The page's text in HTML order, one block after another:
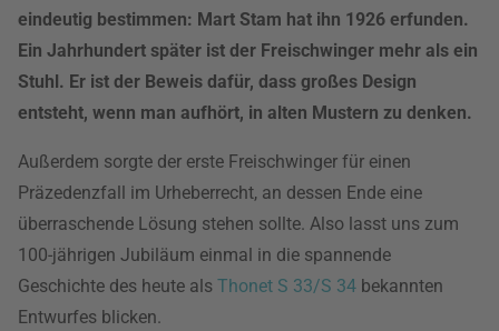
eindeutig bestimmen: Mart Stam hat ihn 1926 erfunden.
Ein Jahrhundert später ist der Freischwinger mehr als ein
Stuhl. Er ist der Beweis dafür, dass großes Design
entsteht, wenn man aufhört, in alten Mustern zu denken.
Außerdem sorgte der erste Freischwinger für einen
Präzedenzfall im Urheberrecht, an dessen Ende eine
überraschende Lösung stehen sollte. Also lasst uns zum
100-jährigen Jubiläum einmal in die spannende
Geschichte des heute als Thonet S 33/S 34 bekannten
Entwurfes blicken.